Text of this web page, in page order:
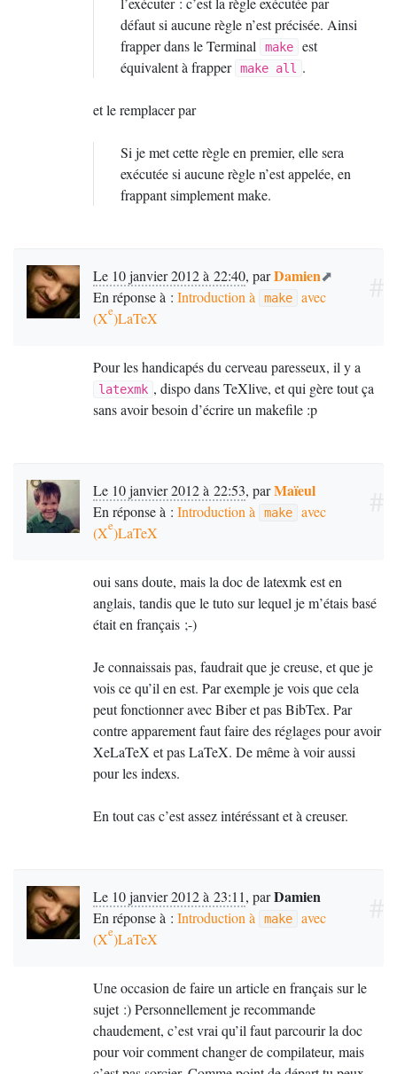
défaut si aucune règle n’est précisée. Ainsi
frapper dans le Terminal
make
est
équivalent à frapper make all .
et le remplacer par
Si je met cette règle en premier, elle sera
exécutée si aucune règle n’est appelée, en
frappant simplement make.
Le 10 janvier 2012 à 22:40, parDamien
En réponse à : Introduction à make
avec
(Xe)LaTeX
Pour les handicapés du cerveau paresseux, il y a
latexmk , dispo dans TeXlive, et qui gère tout ça
sans avoir besoin d’écrire un makefile :p
Le 10 janvier 2012 à 22:53, parMaïeul
En réponse à : Introduction à make
avec
(Xe)LaTeX
oui sans doute, mais la doc de latexmk est en
anglais, tandis que le tuto sur lequel je m’étais basé
était en français ;-)
Je connaissais pas, faudrait que je creuse, et que je
vois ce qu’il en est. Par exemple je vois que cela
peut fonctionner avec Biber et pas BibTex. Par
contre apparement faut faire des réglages pour avoir
XeLaTeX et pas LaTeX. De même à voir aussi
pour les indexs.
En tout cas c’est assez intéréssant et à creuser.
Le 10 janvier 2012 à 23:11, parDamien
En réponse à : Introduction à make
avec
(Xe)LaTeX
Une occasion de faire un article en français sur le
sujet :) Personnellement je recommande
chaudement, c’est vrai qu’il faut parcourir la doc
pour voir comment changer de compilateur, mais